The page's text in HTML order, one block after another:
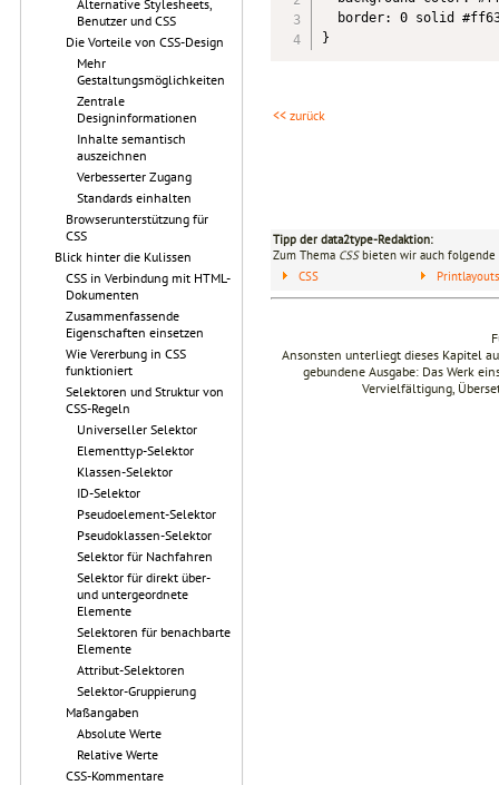
Alternative Stylesheets,
Benutzer und CSS
Die Vorteile von CSS-Design
Mehr
Gestaltungsmöglichkeiten
Zentrale
Designinformationen
Inhalte semantisch
auszeichnen
Verbesserter Zugang
Standards einhalten
Browserunterstützung für
CSS
Blick hinter die Kulissen
CSS in Verbindung mit HTML-
Dokumenten
Zusammenfassende
Eigenschaften einsetzen
Wie Vererbung in CSS
funktioniert
Selektoren und Struktur von
CSS-Regeln
Universeller Selektor
Elementtyp-Selektor
Klassen-Selektor
ID-Selektor
Pseudoelement-Selektor
Pseudoklassen-Selektor
Selektor für Nachfahren
Selektor für direkt über-
und untergeordnete
Elemente
Selektoren für benachbarte
Elemente
Attribut-Selektoren
Selektor-Gruppierung
Maßangaben
Absolute Werte
Relative Werte
CSS-Kommentare
border: 0 solid
}
<< zurück
Tipp der data2type-Redaktion:
Zum Thema CSSbieten wir auch folgende
CSS
Ansonsten unterliegt dieses Kapitel
gebundene Ausgabe: Das Werk
Vervielfältigung,